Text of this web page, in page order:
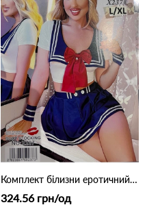
Комплект білизни еротичний HAN X237 Чорно-червоний
324.56 грн/од